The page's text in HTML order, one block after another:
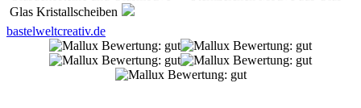
Glas Kristallscheiben
bastelweltcreativ.de